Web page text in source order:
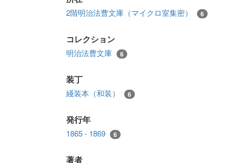
2階明治法曹文庫（マイクロ室集密） 6
コレクション
明治法曹文庫 6
装丁
綫装本（和装） 6
発行年
1865 - 1869 6
著者